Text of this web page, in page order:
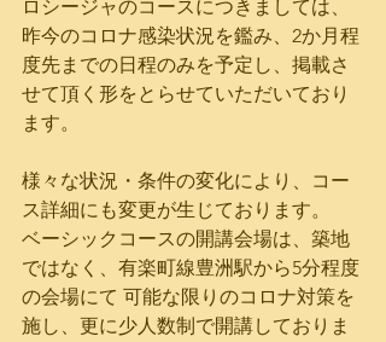
ロシージャのコースにつきましては、
昨今のコロナ感染状況を鑑み、2か月程
度先までの日程のみを予定し、掲載さ
せて頂く形をとらせていただいており
ます。
様々な状況・条件の変化により、コー
ス詳細にも変更が生じております。
ベーシックコースの開講会場は、築地
ではなく、有楽町線豊洲駅から5分程度
の会場にて 可能な限りのコロナ対策を
施し、更に少人数制で開講しておりま